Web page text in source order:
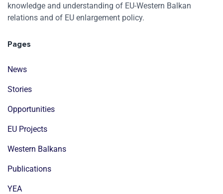
knowledge and understanding of EU-Western Balkan
relations and of EU enlargement policy.
Pages
News
Stories
Opportunities
EU Projects
Western Balkans
Publications
YEA